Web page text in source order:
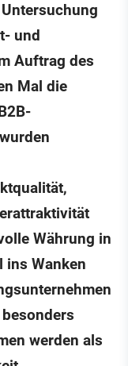
und
Auftrag des
Mal die
Währung in
ins Wanken
werden als